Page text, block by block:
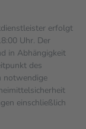
erfolgt
Uhr. Der
in Abhängigkeit
des
notwendige
einschließlich